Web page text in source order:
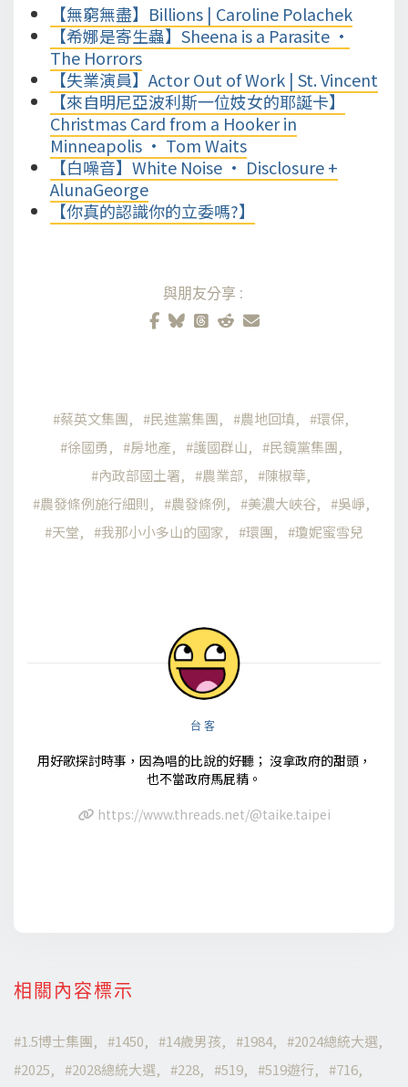
【無窮無盡】Billions | Caroline Polachek
【希娜是寄生蟲】Sheena is a Parasite •
The Horrors
【失業演員】Actor Out of Work | St. Vincent
【來自明尼亞波利斯一位妓女的耶誕卡】
Christmas Card from a Hooker in
Minneapolis • Tom Waits
【白噪音】White Noise • Disclosure +
AlunaGeorge
【你真的認識你的立委嗎?】
與朋友分享:
蔡英文集團 民進黨集團 農地回填
環保
徐國勇
房地產 護國群山
民鏡黨集團
內政部國土署
農業部
陳椒華
農發條例施行細則
農發條例 美濃大峽谷
吳崢
天堂
我那小小多山的國家 環團 瓊妮蜜雪兒
台客
用好歌探討時事，因為唱的比說的好聽； 沒拿政府的甜頭，
也不當政府馬屁精。
https://www.threads.net/@taike.taipei
相關內容標示
1.5博士集團 1450 14歲男孩 1984
2024總統大選
2025
2028總統大選 228 519 519遊行
716